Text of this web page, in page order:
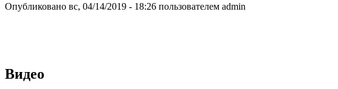
Опубликовано вс, 04/14/2019 - 18:26 пользователем admin
Видео